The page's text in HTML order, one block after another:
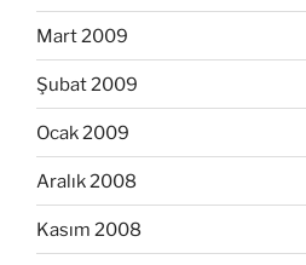
Mart 2009
Şubat 2009
Ocak 2009
Aralık 2008
Kasım 2008